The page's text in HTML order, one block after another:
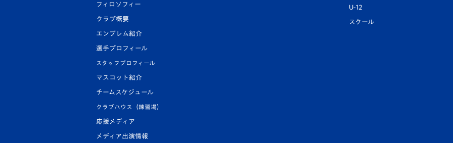
フィロソフィー
クラブ概要
エンブレム紹介
選手プロフィール
スタッフプロフィール
マスコット紹介
チームスケジュール
クラブハウス（練習場）
応援メディア
メディア出演情報
U-12
スクール